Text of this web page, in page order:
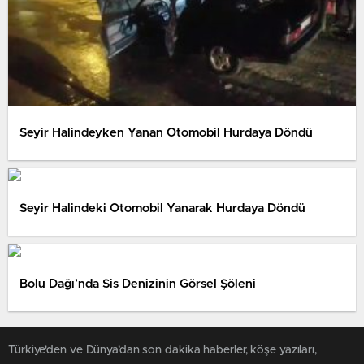
Seyir Halindeyken Yanan Otomobil Hurdaya Döndü
Seyir Halindeki Otomobil Yanarak Hurdaya Döndü
Bolu Dağı’nda Sis Denizinin Görsel Şöleni
Türkiye'den ve Dünya’dan son dakika haberler, köşe yazıları,